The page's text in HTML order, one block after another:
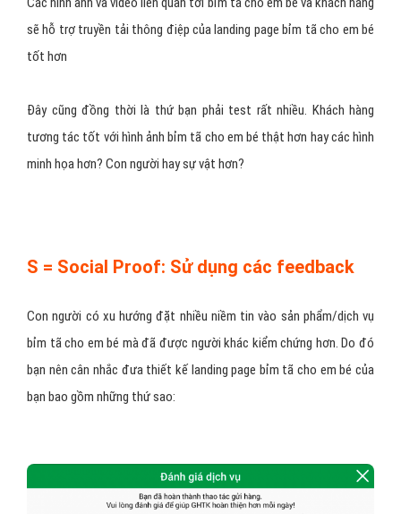
sẽ hỗ trợ truyền tải thông điệp của landing page bỉm tã cho em bé
tốt hơn
Đây cũng đồng thời là thứ bạn phải test rất nhiều. Khách hàng
tương tác tốt với hình ảnh bỉm tã cho em bé thật hơn hay các hình
minh họa hơn? Con người hay sự vật hơn?
S = Social Proof: Sử dụng các feedback
Con người có xu hướng đặt nhiều niềm tin vào sản phẩm/dịch vụ
bỉm tã cho em bé mà đã được người khác kiểm chứng hơn. Do đó
bạn nên cân nhắc đưa thiết kế landing page bỉm tã cho em bé của
bạn bao gồm những thứ sao: